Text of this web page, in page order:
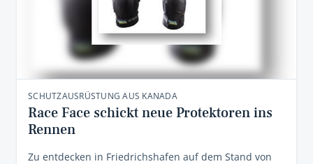
SCHUTZAUSRÜSTUNG AUS KANADA
Race Face schickt neue Protektoren ins
Rennen
Zu entdecken in Friedrichshafen auf dem Stand von